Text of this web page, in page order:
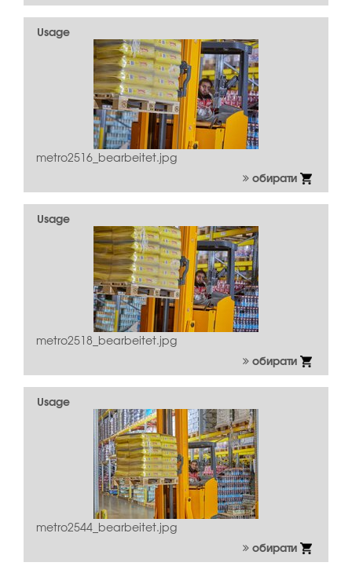
Usage
metro2516_bearbeitet.jpg
обирати
Usage
metro2518_bearbeitet.jpg
обирати
Usage
metro2544_bearbeitet.jpg
обирати